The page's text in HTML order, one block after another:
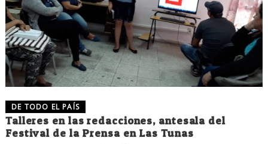
DE TODO EL PAÍS
Talleres en las redacciones, antesala del
Festival de la Prensa en Las Tunas